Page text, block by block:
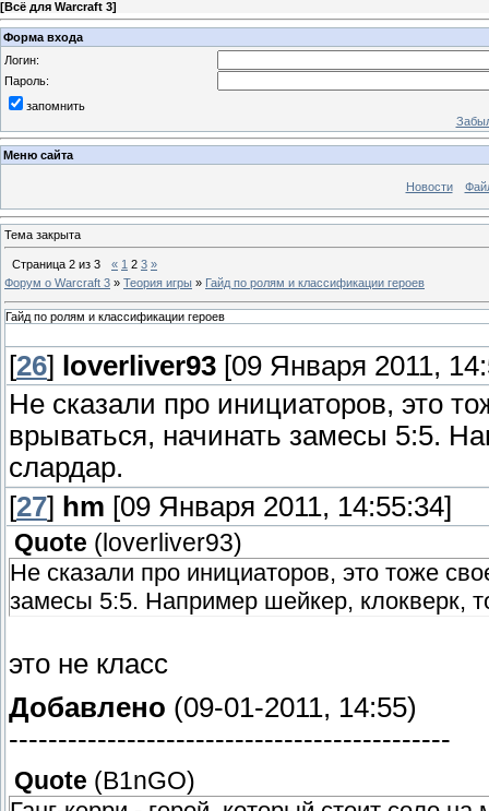
[Всё для Warcraft 3]
Форма входа
Логин:
Пароль:
запомнить
Меню сайта
Новости
Тема закрыта
Страница 2 из 3 « 1 2 3 »
Форум о Warcraft 3 » Теория игры » Гайд по ролям и классификации героев
Гайд по ролям и классификации героев
[26] loverliver93 [09 Января 2011,
Не сказали про инициаторов, это
врываться, начинать замесы 5:5.
слардар.
[27] hm [09 Января 2011, 14:55:34]
Quote ( loverliver93)
Не сказали про инициаторов, это тоже
замесы 5:5. Например шейкер, клокверк,
это не класс
Добавлено (09-01-2011, 14:55)
---------------------------------------------
Quote (B1nGO)